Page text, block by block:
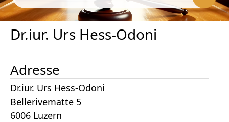
Dr.iur. Urs Hess-Odoni
Adresse
Dr.iur. Urs Hess-Odoni
Bellerivematte 5
6006 Luzern